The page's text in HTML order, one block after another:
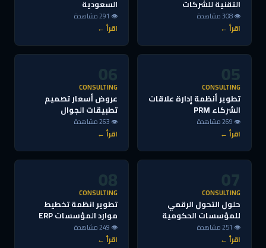
التقنية للشركات
👁 308 مشاهدة
اقرأ ←
السعودية
👁 291 مشاهدة
اقرأ ←
05
CONSULTING
تطوير أنظمة إدارة علاقات
الشركاء PRM
👁 269 مشاهدة
اقرأ ←
06
CONSULTING
عروض أسعار تصميم
تطبيقات الجوال
👁 263 مشاهدة
اقرأ ←
07
CONSULTING
حلول التحول الرقمي
للمؤسسات الحكومية
👁 251 مشاهدة
اقرأ ←
08
CONSULTING
تطوير انظمة تخطيط
موارد المؤسسات ERP
👁 249 مشاهدة
اقرأ ←